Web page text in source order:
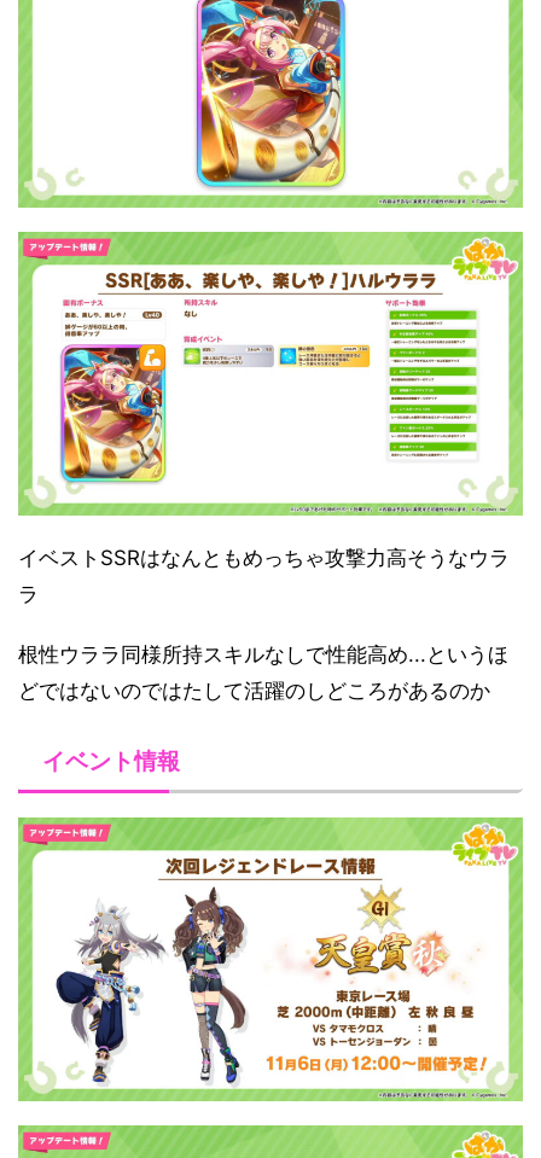
イベストSSRはなんともめっちゃ攻撃力高そうなウラ
ラ
根性ウララ同様所持スキルなしで性能高め...というほ
どではないのではたして活躍のしどころがあるのか
イベント情報